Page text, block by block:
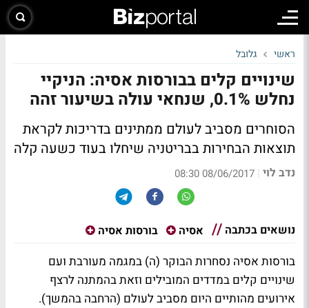
ראשי גלובל
שינויים קלים בבורסות אסיה: הניקיי
נחלש 0.1%, שנחאי עולה בשיעור זהה
הסוחרים מסביב לעולם ממתינים בדריכות לקראת
תוצאות הבחירות בבריטניה שיחלו בעוד כשעה קלה
נדב לוי |
08/06/2017 08:30
נושאים בכתבה אסיה בורסות אסיה
בורסות אסיה נסחרות הבוקר (ה) במגמה מעורבת ועם
שינויים קלים במדדים המובילים וזאת בהמתנה לרצף
אירועים מהותיים היום מסביב לעולם (הרחבה בהמשך).